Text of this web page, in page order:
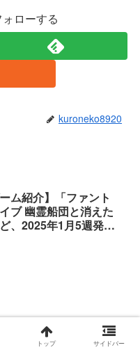
ローする
kuroneko8920
ーム紹介】「ファント
ブ 幽霊船団と消えた
、2025年1月5週発売
れた新作PS5/PS4ダウ
タイトルまとめ
トップ サイドバー